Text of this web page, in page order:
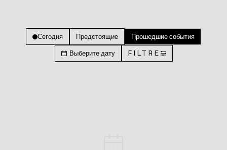
Сегодня Предстоящие Прошедшие события
Выберите дату FILTRE